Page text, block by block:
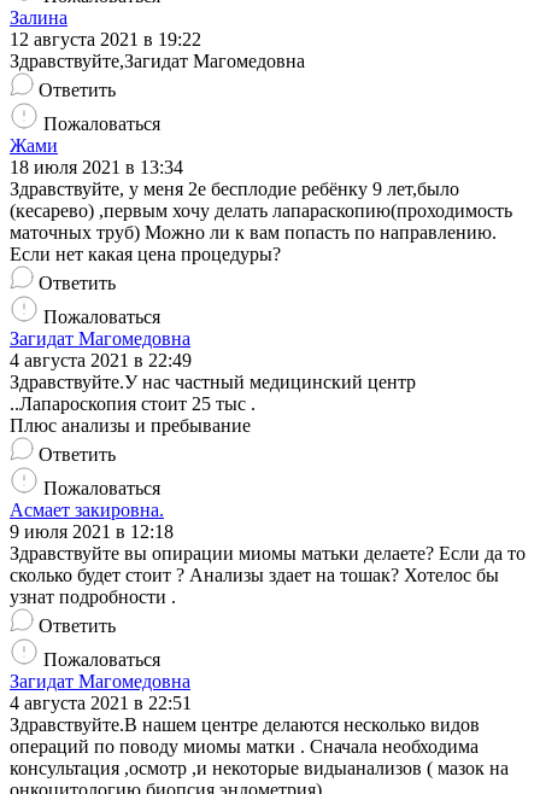
Залина
12 августа 2021 в 19:22
Здравствуйте,Загидат Магомедовна
Ответить
Пожаловаться
Жами
18 июля 2021 в 13:34
Здравствуйте, у меня 2е бесплодие ребёнку 9 лет,было
(кесарево) ,первым хочу делать лапараскопию(проходимость
маточных труб) Можно ли к вам попасть по направлению.
Если нет какая цена процедуры?
Ответить
Пожаловаться
Загидат Магомедовна
4 августа 2021 в 22:49
Здравствуйте.У нас частный медицинский центр
..Лапароскопия стоит 25 тыс .
Плюс анализы и пребывание
Ответить
Пожаловаться
Асмает закировна.
9 июля 2021 в 12:18
Здравствуйте вы опирации миомы матьки делаете? Если да то
сколько будет стоит ? Анализы здает на тошак? Хотелос бы
узнат подробности .
Ответить
Пожаловаться
Загидат Магомедовна
4 августа 2021 в 22:51
Здравствуйте.В нашем центре делаются несколько видов
операций по поводу миомы матки . Сначала необходима
консультация ,осмотр ,и некоторые видыанализов ( мазок на